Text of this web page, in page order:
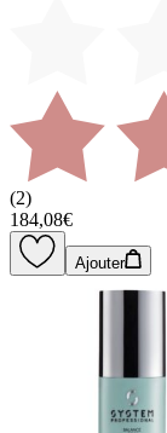
(2)
184,08€
Ajouter